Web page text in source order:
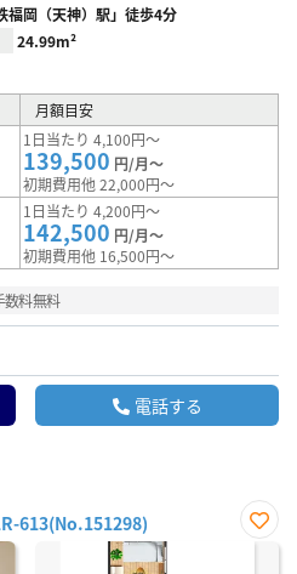
福岡（天神）駅」徒歩4分
24.99m²
月額目安
1日当たり 4,100円～
139,500 円/月～
初期費用他 22,000円～
1日当たり 4,200円～
142,500 円/月～
初期費用他 16,500円～
数料無料
電話する
613(No.151298)
お気